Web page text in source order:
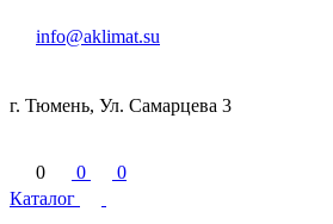
info@aklimat.su
г. Тюмень, Ул. Самарцева 3
0 0
0
Каталог